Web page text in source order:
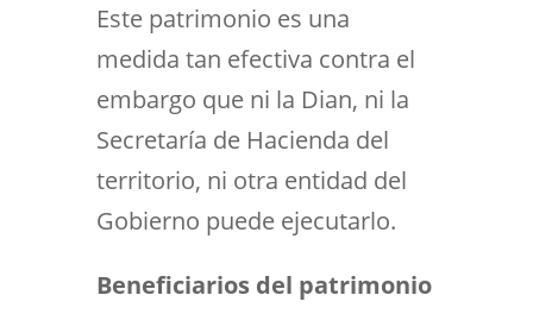
Este patrimonio es una
medida tan efectiva contra el
embargo que ni la Dian, ni la
Secretaría de Hacienda del
territorio, ni otra entidad del
Gobierno puede ejecutarlo.
Beneficiarios del patrimonio